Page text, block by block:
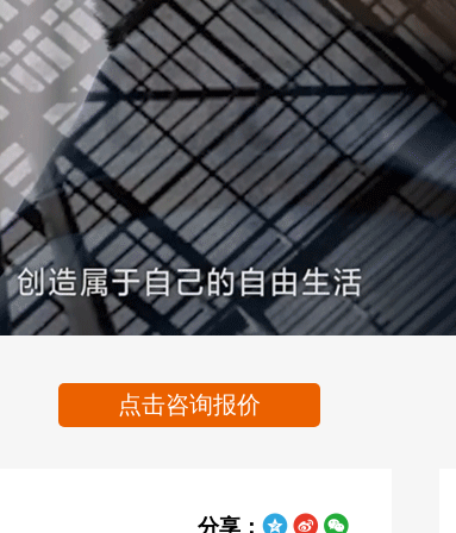
Video
点击咨询报价
分享：